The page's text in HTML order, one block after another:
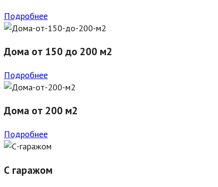
Подробнее
Дома от 150 до 200 м2
Подробнее
Дома от 200 м2
Подробнее
С гаражом